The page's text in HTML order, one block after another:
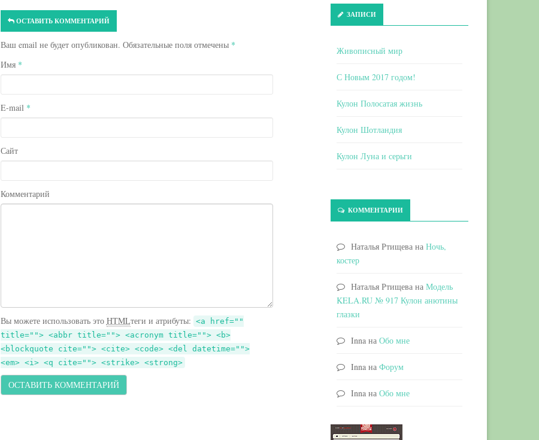
ОСТАВИТЬ КОММЕНТАРИЙ
Ваш email не будет опубликован. Обязательные поля отмечены *
Имя *
E-mail *
Сайт
Комментарий
Вы можете использовать это HTMLтеги и атрибуты: <a href=""
title=""> <abbr title=""> <acronym title=""> <b>
<blockquote cite=""> <cite> <code> <del datetime="">
<em> <i> <q cite=""> <strike> <strong>
ЗАПИСИ
Живописный мир
С Новым 2017 годом!
Кулон Полосатая жизнь
Кулон Шотландия
Кулон Луна и серьги
КОММЕНТАРИИ
Наталья Ртищевана Ночь,
костер
Наталья Ртищевана Модель
KELA.RU № 917 Кулон анютины
глазки
Innaна Обо мне
Innaна Форум
Innaна Обо мне